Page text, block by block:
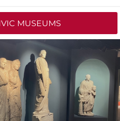
MUSEUMS